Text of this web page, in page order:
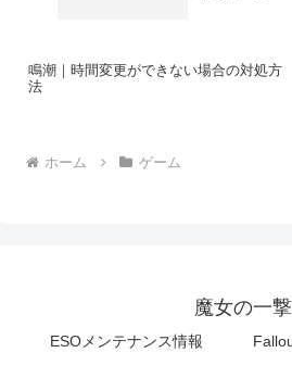
鳴潮｜時間変更ができない場合の対処方
法
ホーム ゲーム
魔女の一撃
ESOメンテナンス情報